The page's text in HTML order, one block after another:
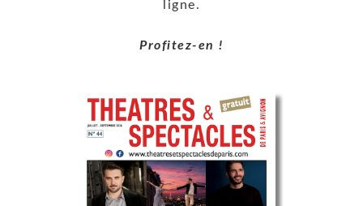
ligne.
Profitez-en !